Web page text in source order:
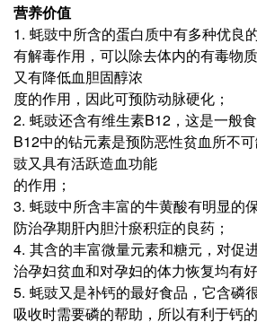
营养价值
1. 蚝豉中所含的蛋白质中有多种优良
有解毒作用，可以除去体内的有毒物
又有降低血胆固醇浓
度的作用，因此可预防动脉硬化；
2. 蚝豉还含有维生素B12，这是一般
B12中的钻元素是预防恶性贫血所不
豉又具有活跃造血功能
的作用；
3. 蚝豉中所含丰富的牛黄酸有明显的
防治孕期肝内胆汁瘀积症的良药；
4. 其含的丰富微量元素和糖元，对促
治孕妇贫血和对孕妇的体力恢复均有好
5. 蚝豉又是补钙的最好食品，它含磷
吸收时需要磷的帮助，所以有利于钙的